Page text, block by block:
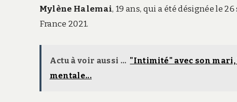
Mylène Halemai, 19 ans, qui a été désignée le
France 2021.
Actu à voir aussi ... "Intimité" avec son mari,
mentale...